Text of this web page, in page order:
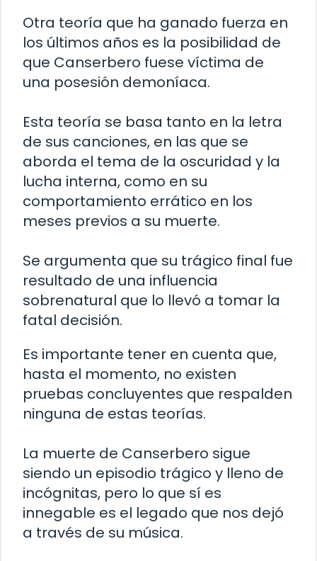
Otra teoría que ha ganado fuerza en
los últimos años es la posibilidad de
que Canserbero fuese víctima de
una posesión demoníaca.
Esta teoría se basa tanto en la letra
de sus canciones, en las que se
aborda el tema de la oscuridad y la
lucha interna, como en su
comportamiento errático en los
meses previos a su muerte.
Se argumenta que su trágico final fue
resultado de una influencia
sobrenatural que lo llevó a tomar la
fatal decisión.
Es importante tener en cuenta que,
hasta el momento, no existen
pruebas concluyentes que respalden
ninguna de estas teorías.
La muerte de Canserbero sigue
siendo un episodio trágico y lleno de
incógnitas, pero lo que sí es
innegable es el legado que nos dejó
a través de su música.